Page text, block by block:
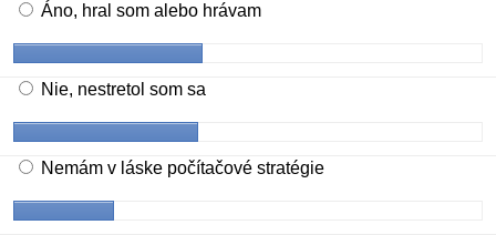
Áno, hral som alebo hrávam
Nie, nestretol som sa
Nemám v láske počítačové stratégie